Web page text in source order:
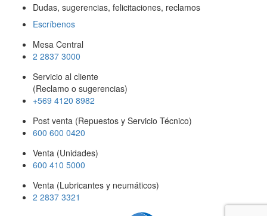
Dudas, sugerencias, felicitaciones, reclamos
Escríbenos
Mesa Central
2 2837 3000
Servicio al cliente
(Reclamo o sugerencias)
+569 4120 8982
Post venta (Repuestos y Servicio Técnico)
600 600 0420
Venta (Unidades)
600 410 5000
Venta (Lubricantes y neumáticos)
2 2837 3321